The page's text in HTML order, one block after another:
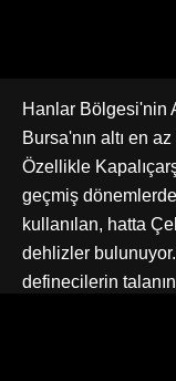
Hanlar Bölgesi'nin
Bursa'nın altı en
Özellikle
geçmiş
kullanılan, hatta
dehlizler
definecilerin